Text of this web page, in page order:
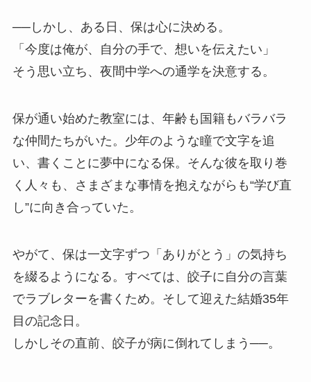
──しかし、ある日、保は心に決める。
「今度は俺が、自分の手で、想いを伝えたい」
そう思い立ち、夜間中学への通学を決意する。
保が通い始めた教室には、年齢も国籍もバラバラ
な仲間たちがいた。少年のような瞳で文字を追
い、書くことに夢中になる保。そんな彼を取り巻
く人々も、さまざまな事情を抱えながらも“学び直
し”に向き合っていた。
やがて、保は一文字ずつ「ありがとう」の気持ち
を綴るようになる。すべては、皎子に自分の言葉
でラブレターを書くため。そして迎えた結婚35年
目の記念日。
しかしその直前、皎子が病に倒れてしまう──。